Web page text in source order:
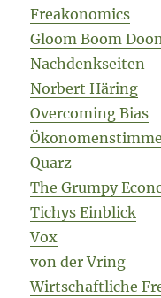
Freakonomics
Gloom Boom
Nachdenkseiten
Norbert Häring
Overcoming Bias
Ökonomenstimme
Quarz
The Grumpy
Tichys Einblick
Vox
von der Vring
Wirtschaftliche